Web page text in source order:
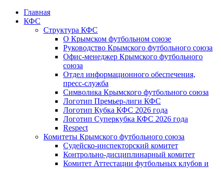
Главная
КФС
Структура КФС
О Крымском футбольном союзе
Руководство Крымского футбольного союза
Офис-менеджер Крымского футбольного
союза
Отдел информационного обеспечения,
пресс-служба
Символика Крымского футбольного союза
Логотип Премьер-лиги КФС
Логотип Кубка КФС 2026 года
Логотип Суперкубка КФС 2026 года
Respect
Комитеты Крымского футбольного союза
Судейско-инспекторский комитет
Контрольно-дисциплинарный комитет
Комитет Аттестации футбольных клубов и